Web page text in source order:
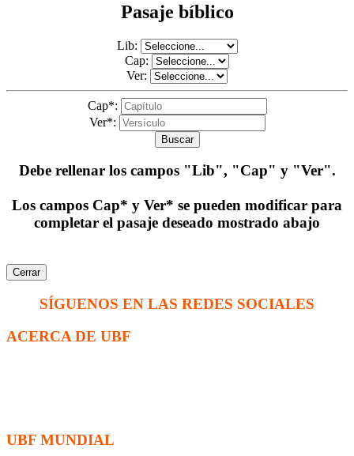
Pasaje bíblico
Lib:
Cap:
Ver:
Cap*:
Ver*:
Buscar
Debe rellenar los campos "Lib", "Cap" y "Ver".
Los campos Cap* y Ver* se pueden modificar para
completar el pasaje deseado mostrado abajo
Cerrar
SÍGUENOS EN LAS REDES SOCIALES
ACERCA DE UBF
UBF MUNDIAL